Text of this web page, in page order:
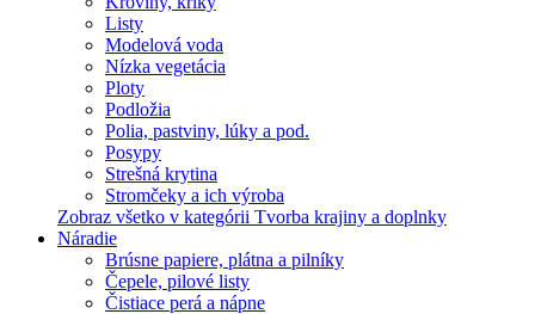
Listy
Modelová voda
Nízka vegetácia
Ploty
Podložia
Polia, pastviny, lúky a pod.
Posypy
Strešná krytina
Stromčeky a ich výroba
Zobraz všetko v kategórii Tvorba krajiny a doplnky
Náradie
Brúsne papiere, plátna a pilníky
Čepele, pilové listy
Čistiace perá a nápne